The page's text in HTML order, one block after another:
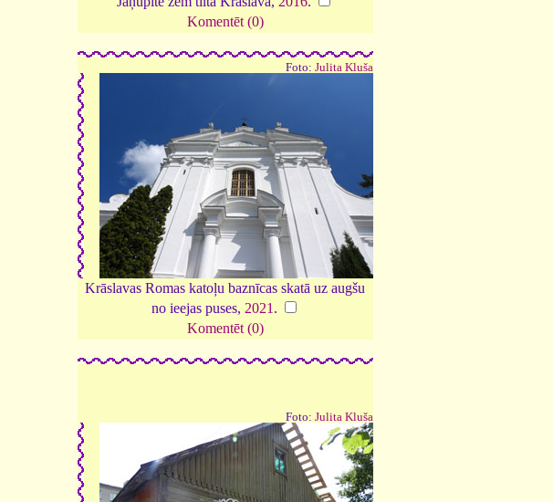
Komentēt (0)
Foto: Julita Kluša
Krāslavas Romas katoļu baznīcas skatā uz augšu
no ieejas puses, 2021 .
Komentēt (0)
Foto: Julita Kluša